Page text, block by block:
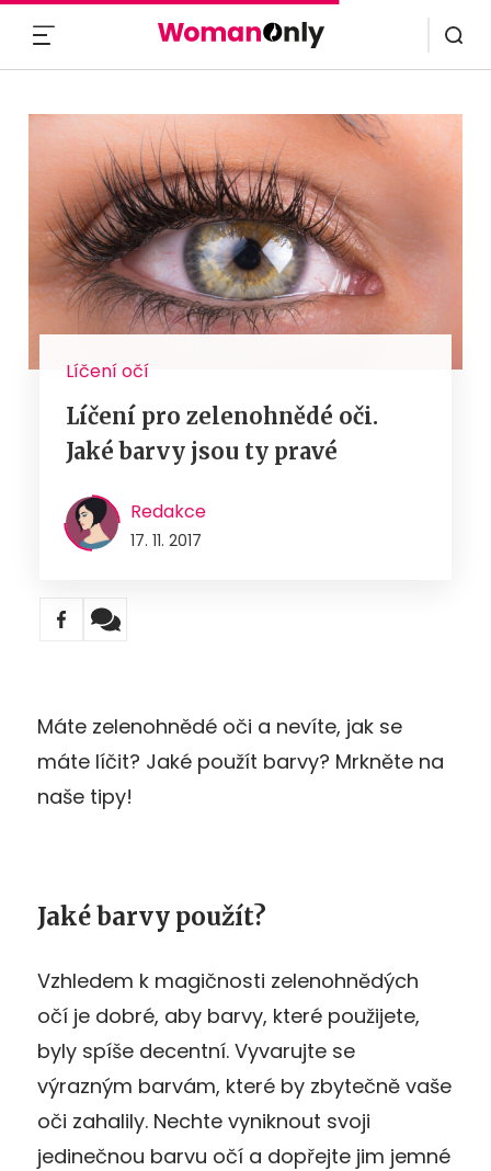
Líčení očí
Líčení pro zelenohnědé oči.
Jaké barvy jsou ty pravé
Redakce
17. 11. 2017
Máte zelenohnědé oči a nevíte, jak se
máte líčit? Jaké použít barvy? Mrkněte na
naše tipy!
Jaké barvy použít?
Vzhledem k magičnosti zelenohnědých
očí je dobré, aby barvy, které použijete,
byly spíše decentní. Vyvarujte se
výrazným barvám, které by zbytečně vaše
oči zahalily. Nechte vyniknout svoji
jedinečnou barvu očí a dopřejte jim jemné